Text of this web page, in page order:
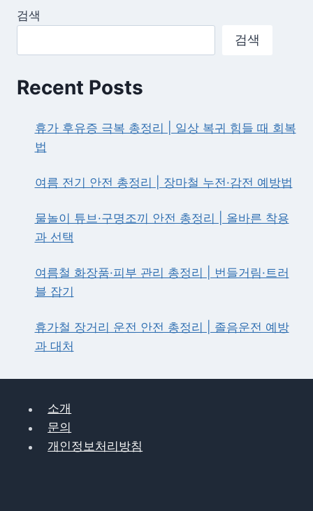
추
천
정
다
계
곡
심
검색
검색
Recent Posts
휴가 후유증 극복 총정리 | 일상 복귀 힘들 때 회복
법
여름 전기 안전 총정리 | 장마철 누전·감전 예방법
물놀이 튜브·구명조끼 안전 총정리 | 올바른 착용
과 선택
여름철 화장품·피부 관리 총정리 | 번들거림·트러
블 잡기
휴가철 장거리 운전 안전 총정리 | 졸음운전 예방
과 대처
소개
문의
개인정보처리방침